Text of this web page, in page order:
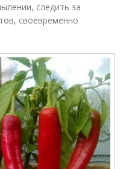
следить за
своевременно